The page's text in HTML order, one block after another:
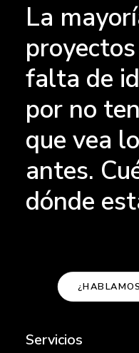
La
falta de
por no
que vea
antes.
dónde
Servicios